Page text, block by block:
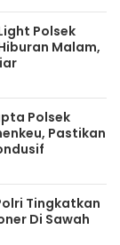
Polsek
Malam,
Polsek
Pastikan
Tingkatkan
Di Sawah